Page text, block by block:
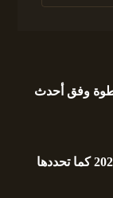
وفق أحدث
كيفية توثيق زواج الأجانب في الهند لعام 2025 كما تحددها